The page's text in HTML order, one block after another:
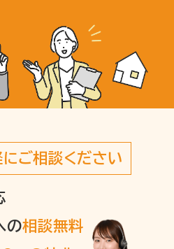
ご相談ください
の相談無料